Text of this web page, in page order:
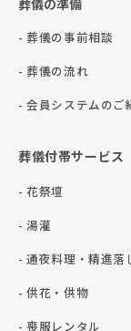
- 葬儀の事前相談
- 葬儀の流れ
- 会員システムのご
葬儀付帯サービス
- 花祭壇
- 湯灌
- 通夜料理・精進落
- 供花・供物
- 喪服レンタル